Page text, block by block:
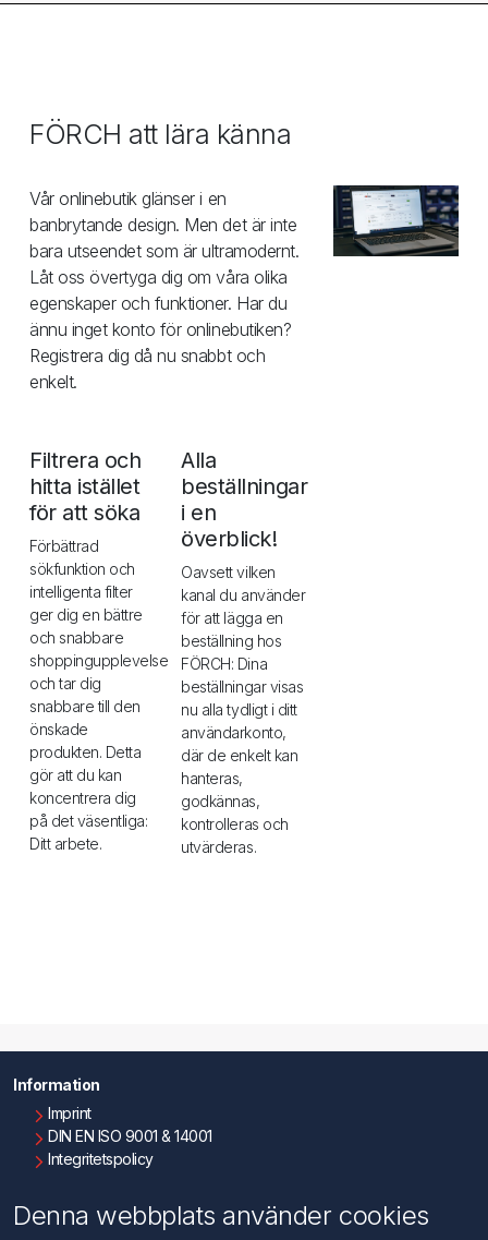
FÖRCH att lära känna
Vår onlinebutik glänser i en
banbrytande design. Men det är inte
bara utseendet som är ultramodernt.
Låt oss övertyga dig om våra olika
egenskaper och funktioner. Har du
ännu inget konto för onlinebutiken?
Registrera dig då nu snabbt och
enkelt.
Filtrera och
hitta istället
för att söka
Förbättrad
sökfunktion och
intelligenta filter
ger dig en bättre
och snabbare
shoppingupplevelse
och tar dig
snabbare till den
önskade
produkten. Detta
gör att du kan
koncentrera dig
på det väsentliga:
Ditt arbete.
Alla
beställningar
i en
överblick!
Oavsett vilken
kanal du använder
för att lägga en
beställning hos
FÖRCH: Dina
beställningar visas
nu alla tydligt i ditt
användarkonto,
där de enkelt kan
hanteras,
godkännas,
kontrolleras och
utvärderas.
Information
Imprint
DIN EN ISO 9001 & 14001
Integritetspolicy
Kontakta oss
Denna webbplats använder cookies